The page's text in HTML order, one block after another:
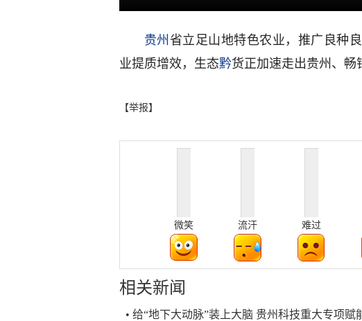
贵州 省立足山地特色农业，推广良种
业提质增效，生态黔货正加速走出贵州、畅
【举报】
微笑 流汗 难过
相关新闻
• 给“地下大动脉”装上大脑 贵州科技重大专项赋